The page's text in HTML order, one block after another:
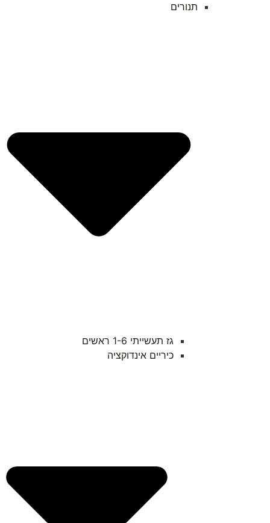
תנורים
גז תעשייתי 1-6 ראשים
כיריים אינדוקציה